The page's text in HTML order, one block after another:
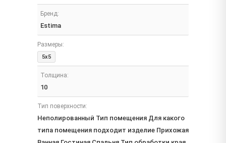
Бренд:
Estima
Размеры:
5x5
Толщина:
10
Тип поверхности:
Неполированный Тип помещения Для какого
типа помещения подходит изделие Прихожая